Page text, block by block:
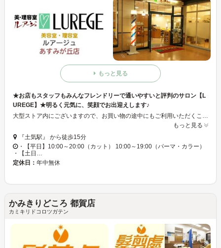
もっと見る
★お店もスタッフもみんなフレンドリーで通いやすいと評判のサロン【L
UREGE】★明るく元気に、笑顔でお出迎えします♪
大型ストア内にございますので、お買い物の途中にもご利用いただくことができます。 理容と美容がございますので、ご家族でのご利用が可能です。 ルアージュで使用している水は、全てマイナスイオン化されています。髪や肌に優しいオリジナルシャンプー、リンスは天然成分100%で化学物質を一切使用しておりません。 メンバー会員（無料）は10%OFF！安心して通えるサロンです♪あなたのお似合いのスタイルをご提案いたします☆ ご来店お待ちしております♪
もっと見る
『土気駅』 から徒歩15分
・【平日】10:00～20:00（カット） 10:00～19:00（パーマ・カラー）
・【土日…
定休日： 年中無休
かみきりどころ 都賀店
カミキリドコロツガテン